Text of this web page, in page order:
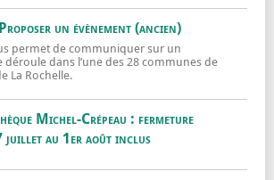
un évènement (ancien)
permet de communiquer sur un
déroule dans l’une des 28 communes de
La Rochelle.
Michel-Crépeau : fermeture
juillet au 1er août inclus